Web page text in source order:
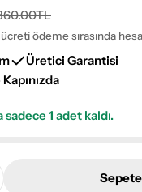
ücreti ödeme sırasında
Üretici Garantisi
sadece1 adet kaldı.